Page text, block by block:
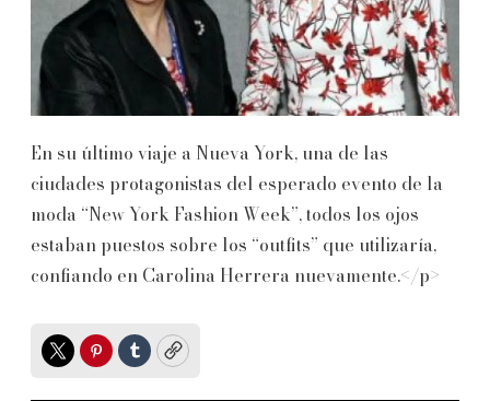
En su último viaje a Nueva York, una de las
ciudades protagonistas del esperado evento de la
moda “New York Fashion Week”, todos los ojos
estaban puestos sobre los “outfits” que utilizaría,
confiando en Carolina Herrera nuevamente.</p>
TwitterPinterest
TumblrCopy